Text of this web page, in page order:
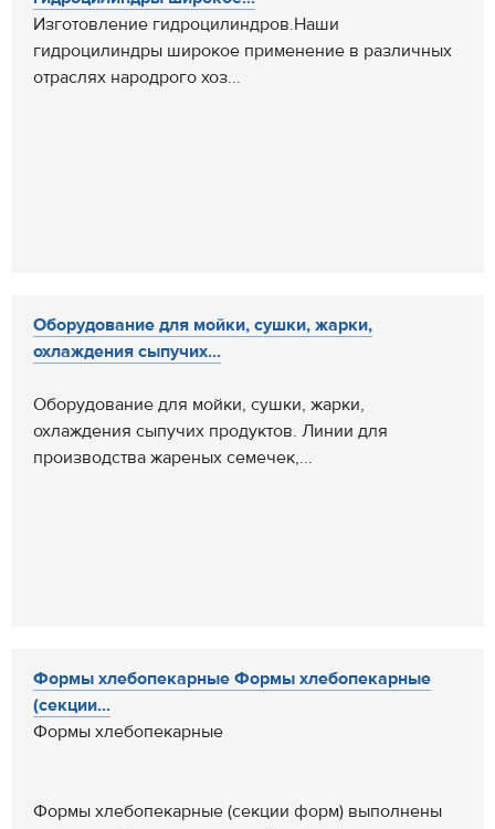
Изготовление гидроцилиндров.Наши
гидроцилиндры широкое применение в различных
отраслях народрого хоз...
Оборудование для мойки, сушки, жарки,
охлаждения сыпучих...
Оборудование для мойки, сушки, жарки,
охлаждения сыпучих продуктов. Линии для
производства жареных семечек,...
Формы хлебопекарные Формы хлебопекарные
(секции...
Формы хлебопекарные
Формы хлебопекарные (секции форм) выполнены